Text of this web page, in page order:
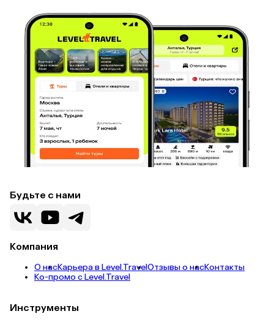
Будьте с нами
Компания
О насКарьера в Level.TravelОтзывы о насКонтакты
Ко-промо с Level.Travel
Инструменты